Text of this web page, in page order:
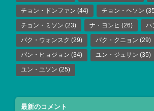
チョン・ドンファン (44) チョン・ヘソン
チョン・ミソン (23) ナ・ヨンヒ (26) ハ
パク・ウォンスク (29) パク・クニョン (29)
パン・ヒョジョン (34) ユン・ジュサン (35)
ユン・ユソン (25)
最新のコメント